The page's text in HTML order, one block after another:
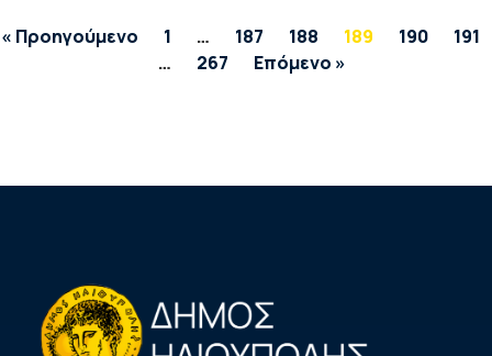
« Προηγούμενο 1 … 187 188 189 190
191
…
267 Επόμενο »